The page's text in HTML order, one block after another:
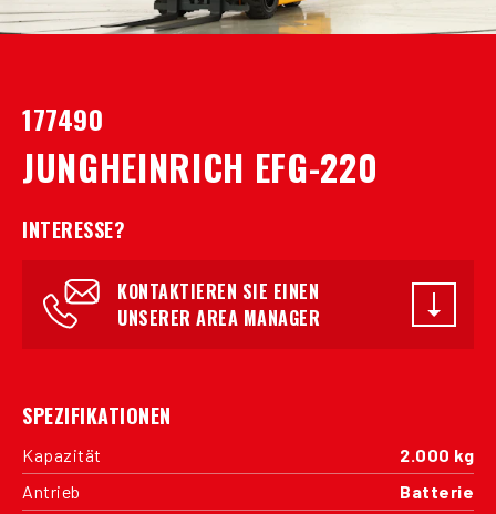
177490
JUNGHEINRICH EFG-220
INTERESSE?
KONTAKTIEREN SIE EINEN
UNSERER AREA MANAGER
SPEZIFIKATIONEN
Kapazität
2.000 kg
Antrieb
Batterie